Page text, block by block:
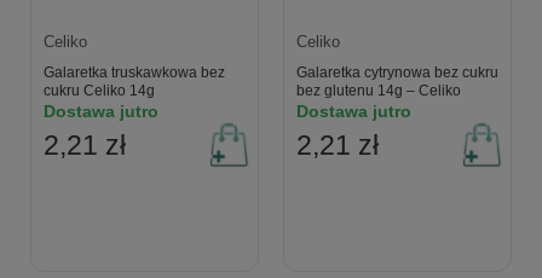
Celiko
Galaretka truskawkowa bez
cukru Celiko 14g
Dostawa jutro
2,21 zł
Celiko
Galaretka cytrynowa bez cukru
bez glutenu 14g – Celiko
Dostawa jutro
2,21 zł